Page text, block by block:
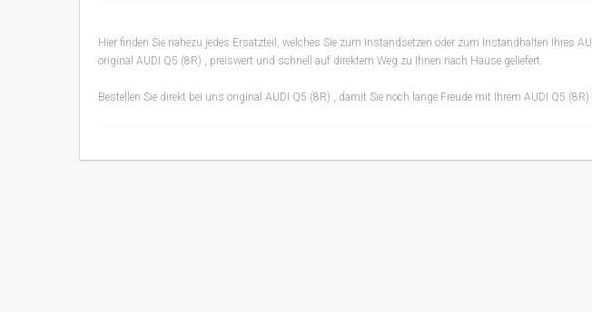
Hier finden Sie nahezu jedes Ersatzteil, welches Sie zum Instandsetzen oder zum Instandhalten Ihres
original AUDI Q5 (8R) , preiswert und schnell auf direktem Weg zu Ihnen nach Hause geliefert.
Bestellen Sie direkt bei uns original AUDI Q5 (8R) , damit Sie noch lange Freude mit Ihrem AUDI Q5 (8R)